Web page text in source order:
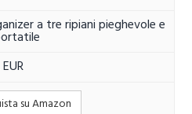
a tre ripiani pieghevole e
su Amazon